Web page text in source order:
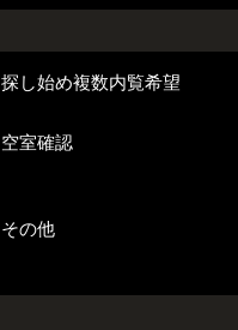
探し始め複数内覧希望
空室確認
その他